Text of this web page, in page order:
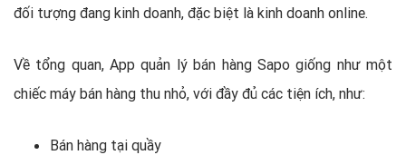
đối tượng đang kinh doanh, đặc biệt là kinh doanh online.
Về tổng quan, App quản lý bán hàng Sapo giống như một
chiếc máy bán hàng thu nhỏ, với đầy đủ các tiện ích, như:
Bán hàng tại quầy